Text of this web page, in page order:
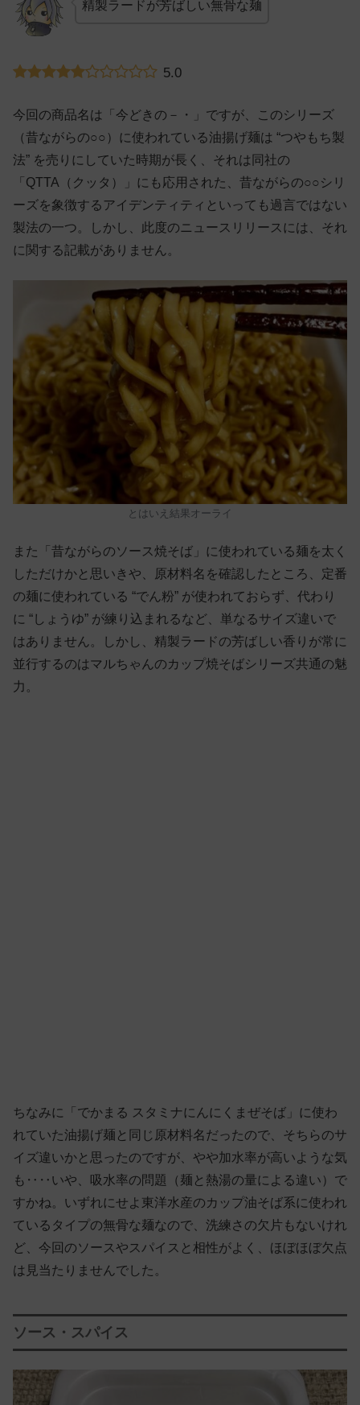
精製ラードが芳ばしい無骨な麺
5.0
今回の商品名は「今どきの－・」ですが、このシリーズ
（昔ながらの○○）に使われている油揚げ麺は “つやもち製
法” を売りにしていた時期が長く、それは同社の
「QTTA（クッタ）」にも応用された、昔ながらの○○シリ
ーズを象徴するアイデンティティといっても過言ではない
製法の一つ。しかし、此度のニュースリリースには、それ
に関する記載がありません。
とはいえ結果オーライ
また「昔ながらのソース焼そば」に使われている麺を太く
しただけかと思いきや、原材料名を確認したところ、定番
の麺に使われている “でん粉” が使われておらず、代わり
に “しょうゆ” が練り込まれるなど、単なるサイズ違いで
はありません。しかし、精製ラードの芳ばしい香りが常に
並行するのはマルちゃんのカップ焼そばシリーズ共通の魅
力。
ちなみに「でかまる スタミナにんにくまぜそば」に使わ
れていた油揚げ麺と同じ原材料名だったので、そちらのサ
イズ違いかと思ったのですが、やや加水率が高いような気
も‥‥いや、吸水率の問題（麺と熱湯の量による違い）で
すかね。いずれにせよ東洋水産のカップ油そば系に使われ
ているタイプの無骨な麺なので、洗練さの欠片もないけれ
ど、今回のソースやスパイスと相性がよく、ほぼほぼ欠点
は見当たりませんでした。
ソース・スパイス